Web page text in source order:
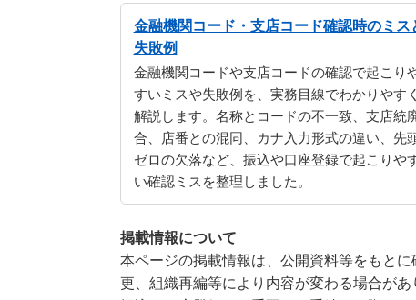
金融機関コード・支店コード確認時のミス
失敗例
金融機関コードや支店コードの確認で起こり
すいミスや失敗例を、実務目線でわかりやすく
解説します。名称とコードの不一致、支店統
合、店番との混同、カナ入力形式の違い、先
ゼロの欠落など、振込や口座登録で起こりや
い確認ミスを整理しました。
掲載情報について
本ページの掲載情報は、公開資料等をもと
更、組織再編等により内容が変わる場合があ